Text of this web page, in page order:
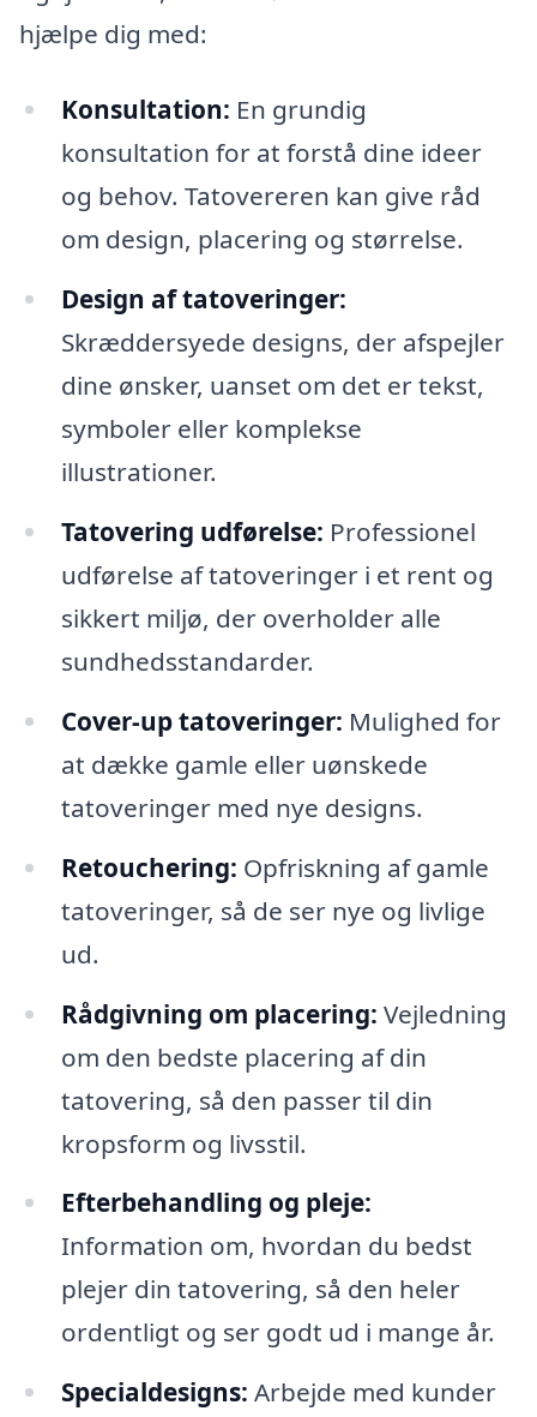
hjælpe dig med:
Konsultation: En grundig
konsultation for at forstå dine ideer
og behov. Tatovereren kan give råd
om design, placering og størrelse.
Design af tatoveringer:
Skræddersyede designs, der afspejler
dine ønsker, uanset om det er tekst,
symboler eller komplekse
illustrationer.
Tatovering udførelse: Professionel
udførelse af tatoveringer i et rent og
sikkert miljø, der overholder alle
sundhedsstandarder.
Cover-up tatoveringer: Mulighed for
at dække gamle eller uønskede
tatoveringer med nye designs.
Retouchering: Opfriskning af gamle
tatoveringer, så de ser nye og livlige
ud.
Rådgivning om placering: Vejledning
om den bedste placering af din
tatovering, så den passer til din
kropsform og livsstil.
Efterbehandling og pleje:
Information om, hvordan du bedst
plejer din tatovering, så den heler
ordentligt og ser godt ud i mange år.
Specialdesigns: Arbejde med kunder